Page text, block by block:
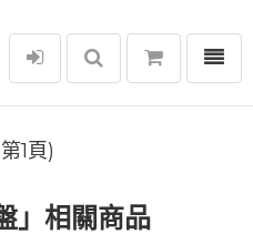
選單
1頁)
」相關商品